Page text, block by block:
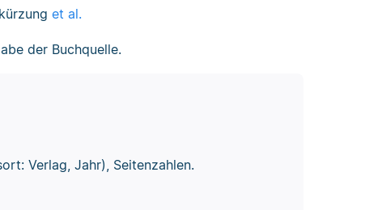
et al.
der Buchquelle.
Verlag, Jahr), Seitenzahlen.